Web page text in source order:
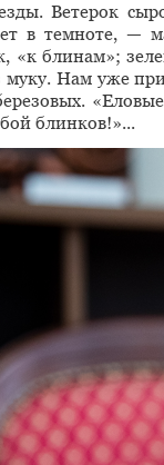
Ветерок
в темноте, —
«к блинам»;
муку. Нам уже
блинков!»...